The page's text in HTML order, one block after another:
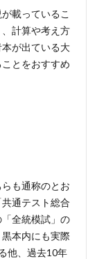
載っているこ
計算や考え方
が出ている大
とをおすすめ
も通称のとお
通テスト総合
全統模試」の
本内にも実際
他、過去10年